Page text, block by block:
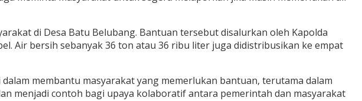
di Desa Batu Belubang. Bantuan tersebut disalurkan oleh Kapolda
Air bersih sebanyak 36 ton atau 36 ribu liter juga didistribusikan ke empat
membantu masyarakat yang memerlukan bantuan, terutama dalam
menjadi contoh bagi upaya kolaboratif antara pemerintah dan masyarakat